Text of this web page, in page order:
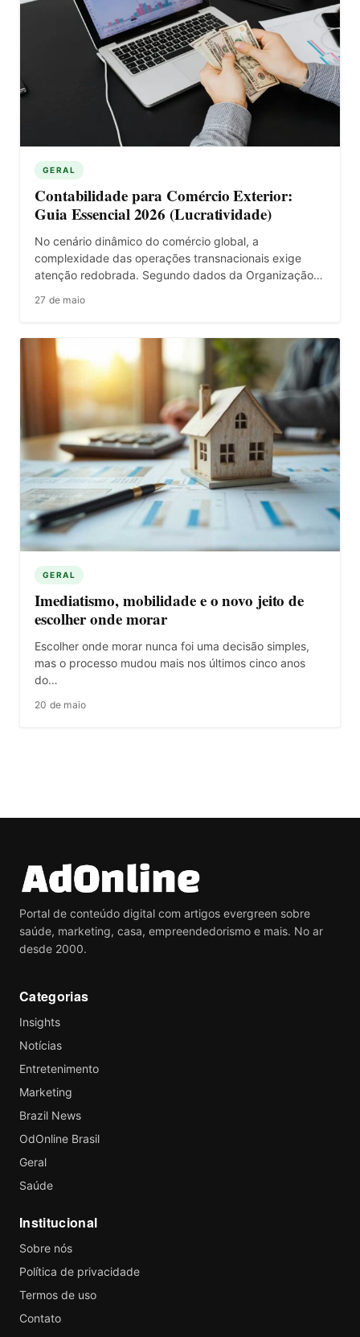
GERAL
Contabilidade para Comércio Exterior:
Guia Essencial 2026 (Lucratividade)
No cenário dinâmico do comércio global, a
complexidade das operações transnacionais exige
atenção redobrada. Segundo dados da Organização…
27 de maio
GERAL
Imediatismo, mobilidade e o novo jeito de
escolher onde morar
Escolher onde morar nunca foi uma decisão simples,
mas o processo mudou mais nos últimos cinco anos
do…
20 de maio
Portal de conteúdo digital com artigos evergreen sobre
saúde, marketing, casa, empreendedorismo e mais. No ar
desde 2000.
Categorias
Insights
Notícias
Entretenimento
Marketing
Brazil News
OdOnline Brasil
Geral
Saúde
Institucional
Sobre nós
Política de privacidade
Termos de uso
Contato